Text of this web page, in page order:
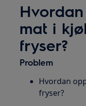
mat i
fryser?
Problem
Hvordan
fryser?